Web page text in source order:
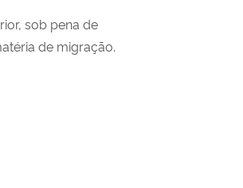
sob pena de
de migração.